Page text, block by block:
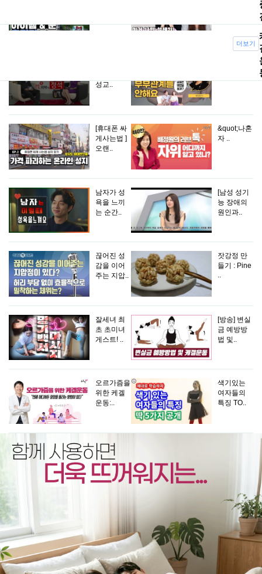
성교..
[휴대폰 싸
게사는법 ]
오랜..
&quot;나혼
자 ..
남자가 성
욕을 느끼
는 순간..
[남성 성기
능 장애의
원인과..
끊어진 성
감을 이어
주는 지압..
잣강정 만
들기 : Pine
..
더보기
잘세녀 최
초 초미녀
게스트! ..
[방송] 변실
금 예방방
법 및..
오르가즘을
위한 케겔
운동:..
색기있는
여자들의
특징 TO..